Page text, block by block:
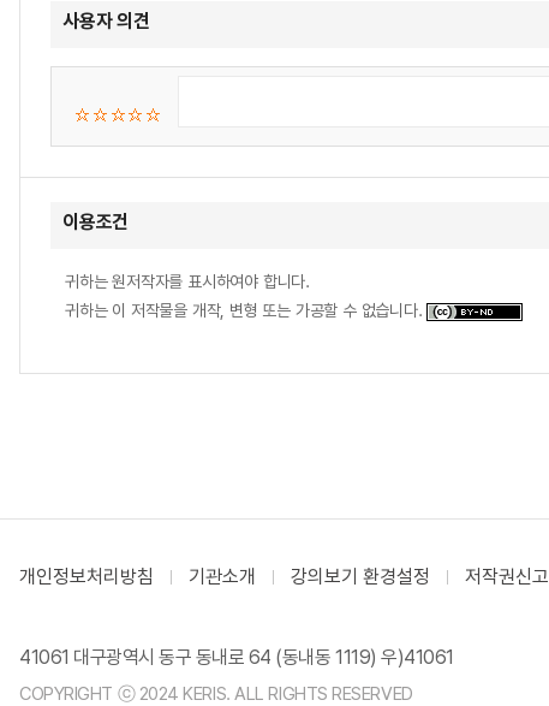
사용자 의견
이용조건
귀하는 원저작자를 표시하여야 합니다.
귀하는 이 저작물을 개작, 변형 또는 가공할 수 없습니다.
개인정보처리방침 기관소개 강의보기 환경설정 저작권신고
41061 대구광역시 동구 동내로 64 (동내동 1119) 우)41061
COPYRIGHT ⓒ 2024 KERIS. ALL RIGHTS RESERVED